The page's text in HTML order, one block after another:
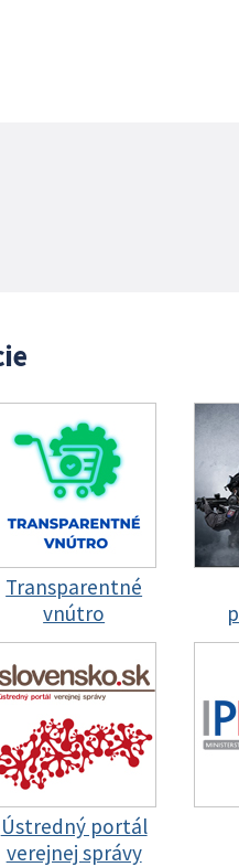
Transparentné
vnútro
Ústredný portál
verejnej správy